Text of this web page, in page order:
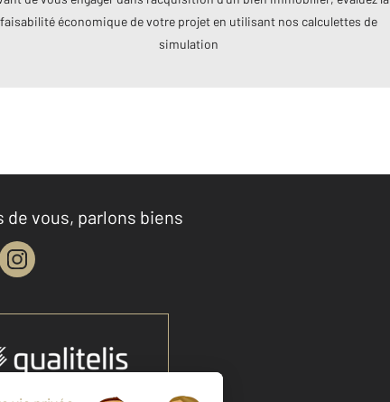
faisabilité économique de votre projet en utilisant nos calculettes de
simulation
de vous, parlons biens